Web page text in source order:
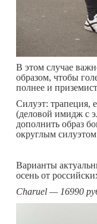
В этом случае
образом, чтобы
полнее и
Силуэт: трапеция,
(деловой имидж с
дополнить образ
округлым
Варианты
осень от
Charuel — 16990